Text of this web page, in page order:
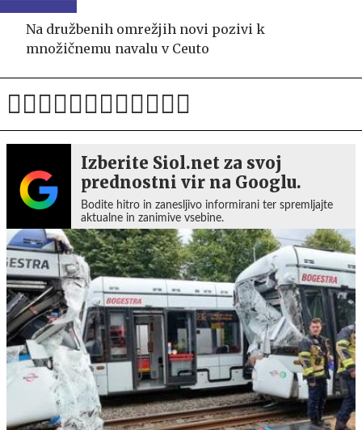
Na družbenih omrežjih novi pozivi k
množičnemu navalu v Ceuto
Izberite Siol.net za svoj
prednostni vir na Googlu.
Bodite hitro in zanesljivo informirani ter spremljajte
aktualne in zanimive vsebine.